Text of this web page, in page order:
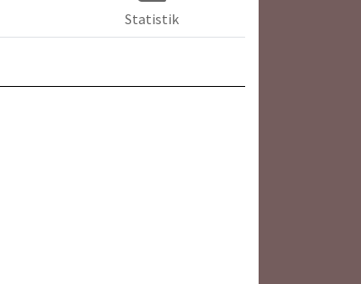
Statistik